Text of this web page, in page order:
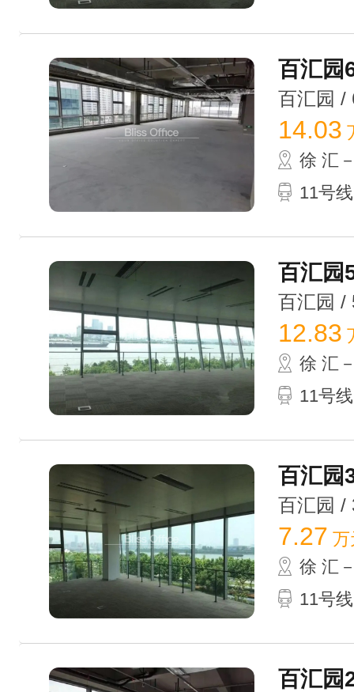
百汇园
百汇园 /
14.03
徐 汇
11号
百汇园
百汇园 /
12.83
徐 汇
11号
百汇园
百汇园 /
7.27 万
徐 汇
11号
百汇园